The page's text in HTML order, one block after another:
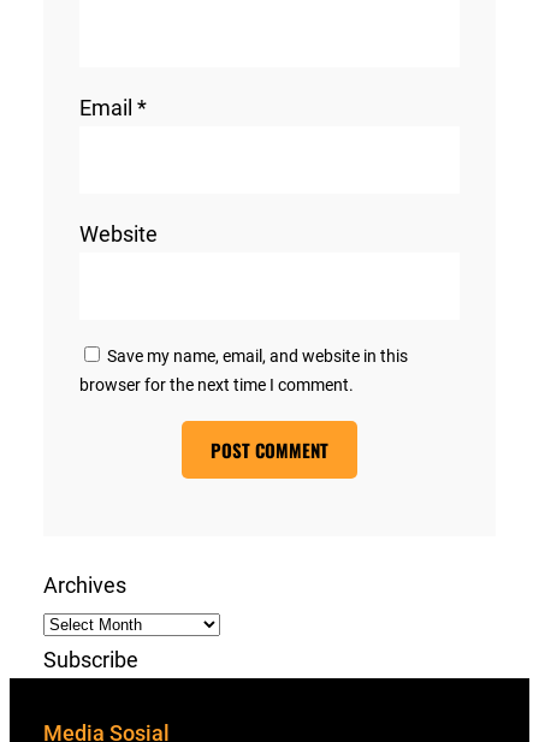
Email *
Website
Save my name, email, and website in this
browser for the next time I comment.
Archives
Subscribe
Media Sosial